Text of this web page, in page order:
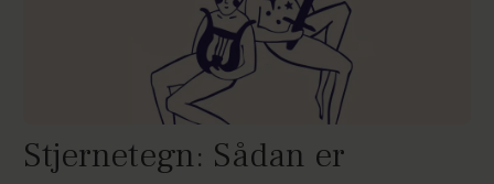
Stjernetegn: Sådan er